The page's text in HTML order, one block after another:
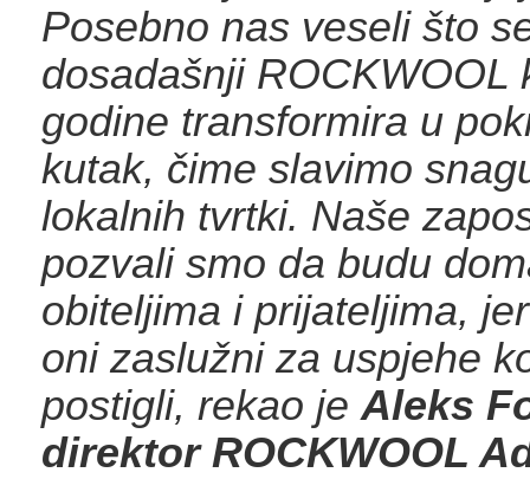
Posebno nas veseli što
dosadašnji ROCKWOOL
godine transformira u
kutak, čime slavimo
lokalnih tvrtki. Naše
pozvali smo da budu
obiteljima i prijateljima,
oni zaslužni za uspjehe
postigli, rekao jeAleks
direktor ROCKWOOL